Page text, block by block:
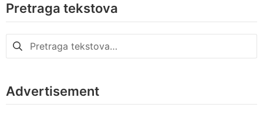
Pretraga tekstova
Pretraga
za:
Advertisement